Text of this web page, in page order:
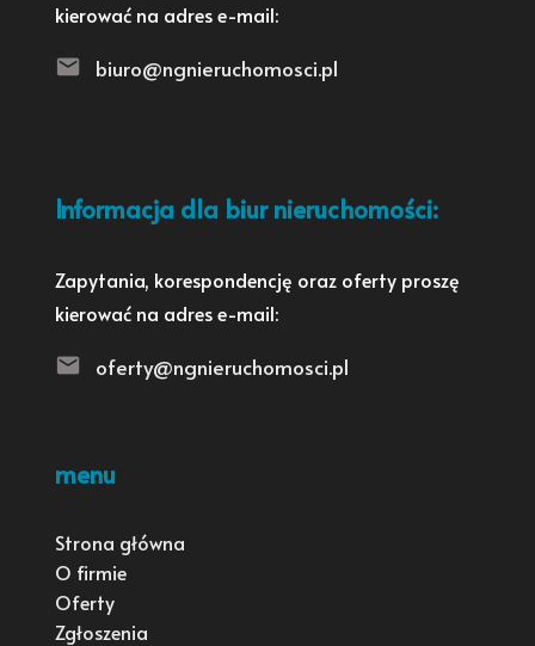
kierować na adres e-mail:
biuro@ngnieruchomosci.pl
Informacja dla biur nieruchomości:
Zapytania, korespondencję oraz oferty proszę
kierować na adres e-mail:
oferty@ngnieruchomosci.pl
menu
Strona główna
O firmie
Oferty
Zgłoszenia